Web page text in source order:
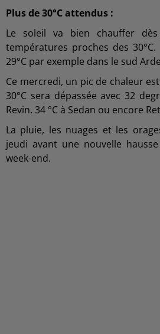
Plus de 30°C attendus :
Le soleil va bien chauffer
températures proches des
29°C par exemple dans le sud
Ce mercredi, un pic de chaleur
30°C sera dépassée avec 32
Revin. 34 °C à Sedan ou encore
La pluie, les nuages et les
jeudi avant une nouvelle
week-end.